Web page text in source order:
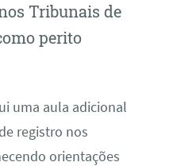
Tribunais de
perito
uma aula adicional
registro nos
orientações